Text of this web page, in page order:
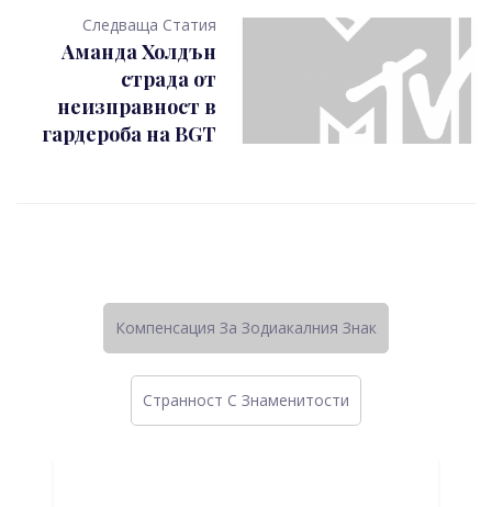
Следваща Статия
Аманда Холдън
страда от
неизправност в
гардероба на BGT
Компенсация За Зодиакалния Знак
Странност C Знаменитости